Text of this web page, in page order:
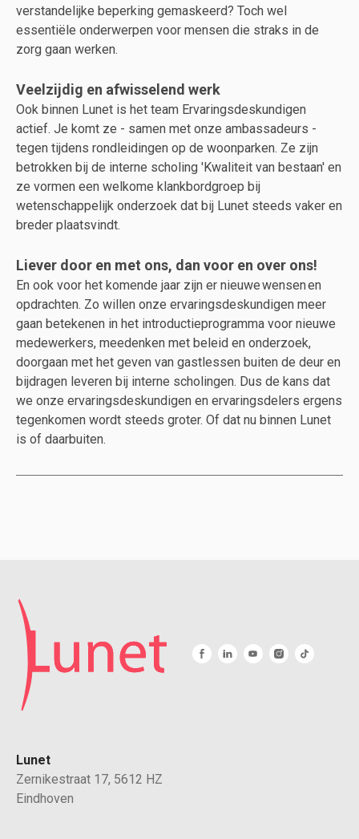
verstandelijke beperking gemaskeerd? Toch wel
essentiële onderwerpen voor mensen die straks in de
zorg gaan werken.
Veelzijdig en afwisselend werk
Ook binnen Lunet is het team Ervaringsdeskundigen
actief. Je komt ze - samen met onze ambassadeurs -
tegen tijdens rondleidingen op de woonparken. Ze zijn
betrokken bij de interne scholing 'Kwaliteit van bestaan' en
ze vormen een welkome klankbordgroep bij
wetenschappelijk onderzoek dat bij Lunet steeds vaker en
breder plaatsvindt.
Liever door en met ons, dan voor en over ons!
En ook voor het komende jaar zijn er nieuwe wensen en
opdrachten. Zo willen onze ervaringsdeskundigen meer
gaan betekenen in het introductieprogramma voor nieuwe
medewerkers, meedenken met beleid en onderzoek,
doorgaan met het geven van gastlessen buiten de deur en
bijdragen leveren bij interne scholingen. Dus de kans dat
we onze ervaringsdeskundigen en ervaringsdelers ergens
tegenkomen wordt steeds groter. Of dat nu binnen Lunet
is of daarbuiten.
Lunet
Zernikestraat 17, 5612 HZ
Eindhoven